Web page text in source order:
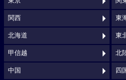
関西 東
北海道 東
甲信越 北
中国 四